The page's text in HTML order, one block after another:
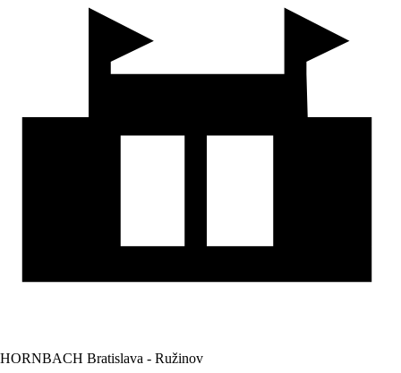
HORNBACH Bratislava - Ružinov